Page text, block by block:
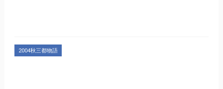
2004秋三都物語